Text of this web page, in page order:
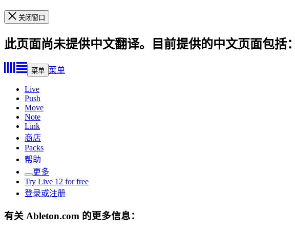
关闭窗口
此页面尚未提供中文翻译。目前提供的中文页面包括：
菜单 菜单
Live
Push
Move
Note
Link
商店
Packs
帮助
更多
Try Live 12 for free
登录或注册
有关 Ableton.com 的更多信息：